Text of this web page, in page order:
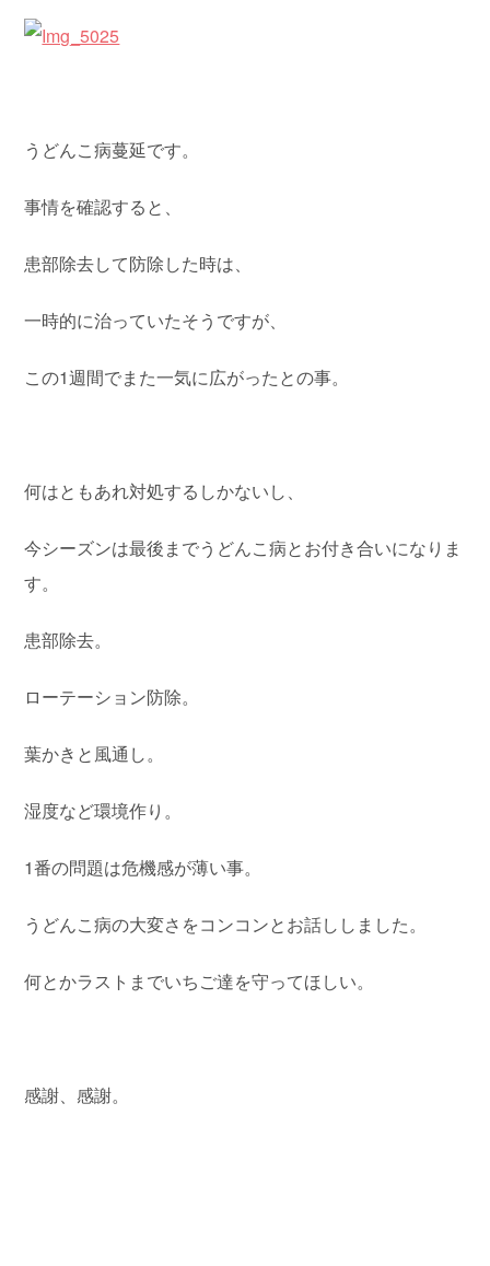
うどんこ病蔓延です。
事情を確認すると、
患部除去して防除した時は、
一時的に治っていたそうですが、
この1週間でまた一気に広がったとの事。
何はともあれ対処するしかないし、
今シーズンは最後までうどんこ病とお付き合いになりま
す。
患部除去。
ローテーション防除。
葉かきと風通し。
湿度など環境作り。
1番の問題は危機感が薄い事。
うどんこ病の大変さをコンコンとお話ししました。
何とかラストまでいちご達を守ってほしい。
感謝、感謝。